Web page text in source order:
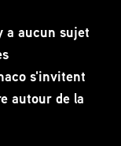
a aucun sujet
s'invitent
autour de la